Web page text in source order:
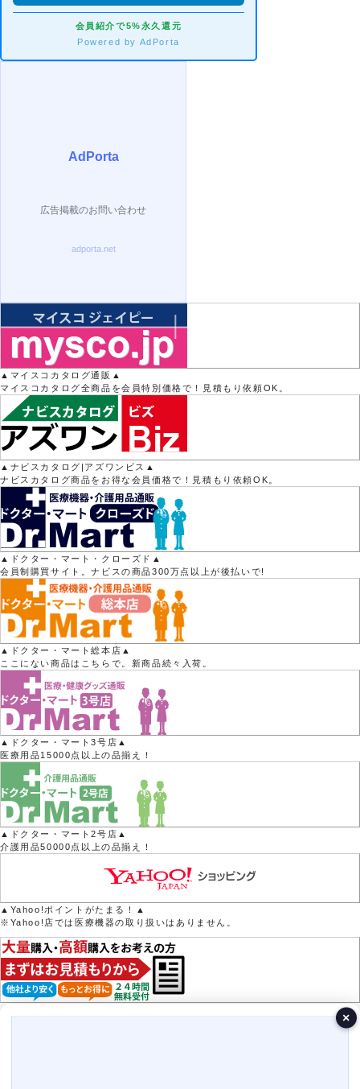
会員紹介で5%永久還元
Powered by AdPorta
▲マイスコカタログ通販▲
マイスコカタログ全商品を会員特別価格で！見積もり依頼OK。
▲ナビスカタログ|アズワンビス▲
ナビスカタログ商品をお得な会員価格で！見積もり依頼OK。
▲ドクター・マート・クローズド▲
会員制購買サイト。ナビスの商品300万点以上が後払いで!
▲ドクター・マート総本店▲
ここにない商品はこちらで。新商品続々入荷。
▲ドクター・マート3号店▲
医療用品15000点以上の品揃え！
▲ドクター・マート2号店▲
介護用品50000点以上の品揃え！
▲Yahoo!ポイントがたまる！▲
※Yahoo!店では医療機器の取り扱いはありません。
×